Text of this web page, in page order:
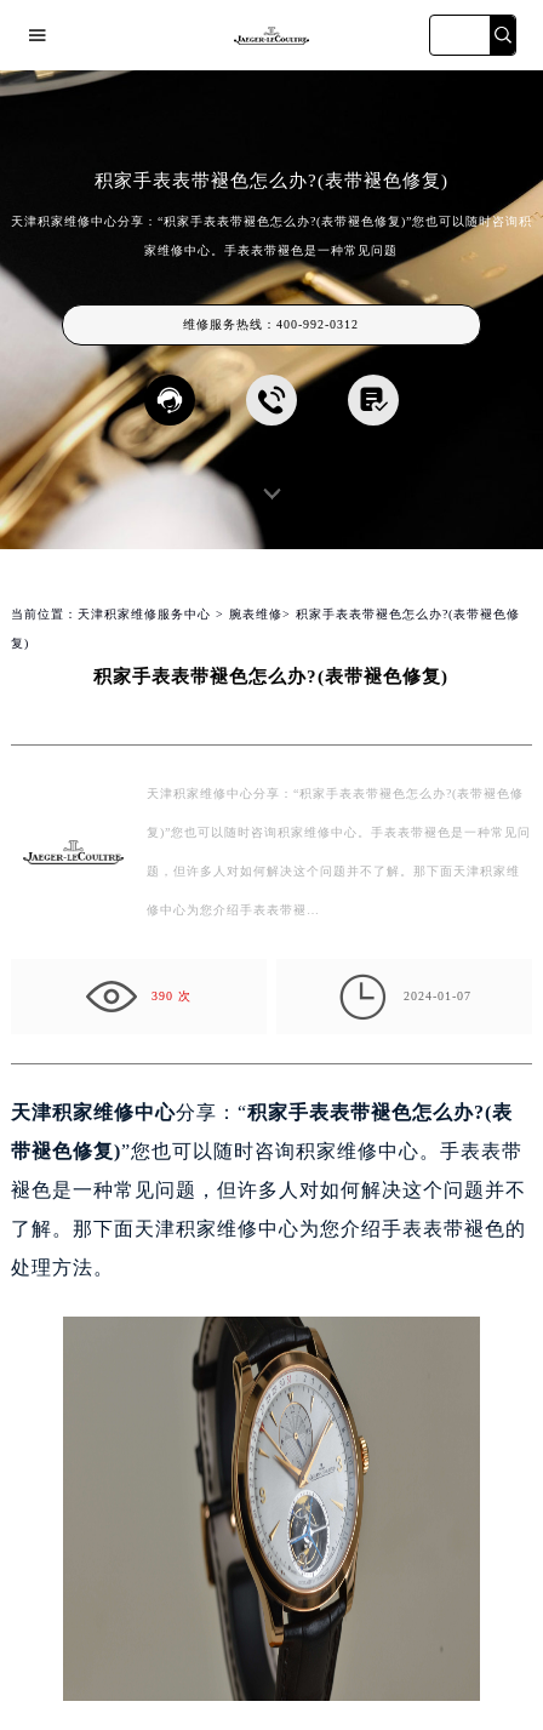

宏伊店 深圳华润大厦店
积家手表表带褪色怎么办?(表带褪色修复)
天津积家维修中心分享：“积家手表表带褪色怎么办?(表带褪色修复)”您也可以随时咨询积
家维修中心。手表表带褪色是一种常见问题
维修服务热线：400-992-0312
  
当前位置： 天津积家维修服务中心 > 腕表维修> 积家手表表带褪色怎么办?(表带褪色修
复)
积家手表表带褪色怎么办?(表带褪色修复)
天津积家维修中心分享：“积家手表表带褪色怎么办?(表带褪色修
复)”您也可以随时咨询积家维修中心。手表表带褪色是一种常见问
题，但许多人对如何解决这个问题并不了解。那下面天津积家维
修中心为您介绍手表表带褪…
390 次  2024-01-07
天津积家维修中心分享：“积家手表表带褪色怎么办?(表
带褪色修复)”您也可以随时咨询积家维修中心。手表表带
褪色是一种常见问题，但许多人对如何解决这个问题并不
了解。那下面天津积家维修中心为您介绍手表表带褪色的
处理方法。